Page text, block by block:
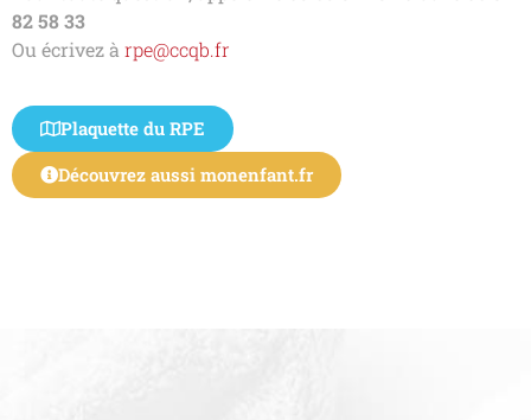
82 58 33
Ou écrivez àrpe@ccqb.fr
Plaquette du RPE
Découvrez aussi monenfant.fr